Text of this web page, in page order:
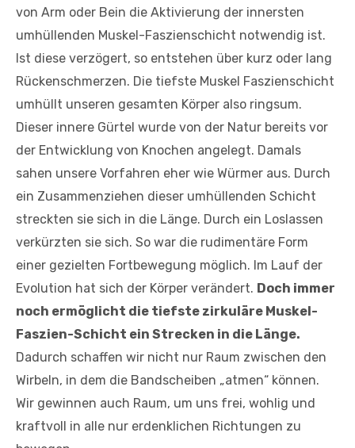
von Arm oder Bein die Aktivierung der innersten
umhüllenden Muskel-Faszienschicht notwendig ist.
Ist diese verzögert, so entstehen über kurz oder lang
Rückenschmerzen. Die tiefste Muskel Faszienschicht
umhüllt unseren gesamten Körper also ringsum.
Dieser innere Gürtel wurde von der Natur bereits vor
der Entwicklung von Knochen angelegt. Damals
sahen unsere Vorfahren eher wie Würmer aus. Durch
ein Zusammenziehen dieser umhüllenden Schicht
streckten sie sich in die Länge. Durch ein Loslassen
verkürzten sie sich. So war die rudimentäre Form
einer gezielten Fortbewegung möglich. Im Lauf der
Evolution hat sich der Körper verändert. Doch immer
noch ermöglicht die tiefste zirkuläre Muskel-
Faszien-Schicht ein Strecken in die Länge.
Dadurch schaffen wir nicht nur Raum zwischen den
Wirbeln, in dem die Bandscheiben „atmen“ können.
Wir gewinnen auch Raum, um uns frei, wohlig und
kraftvoll in alle nur erdenklichen Richtungen zu